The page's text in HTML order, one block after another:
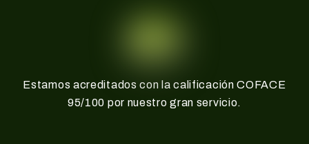
Estamos acreditados con la calificación COFACE
95/100 por nuestro gran servicio.